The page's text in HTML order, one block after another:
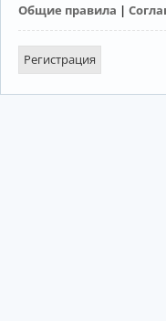
Общие правила |
Регистрация